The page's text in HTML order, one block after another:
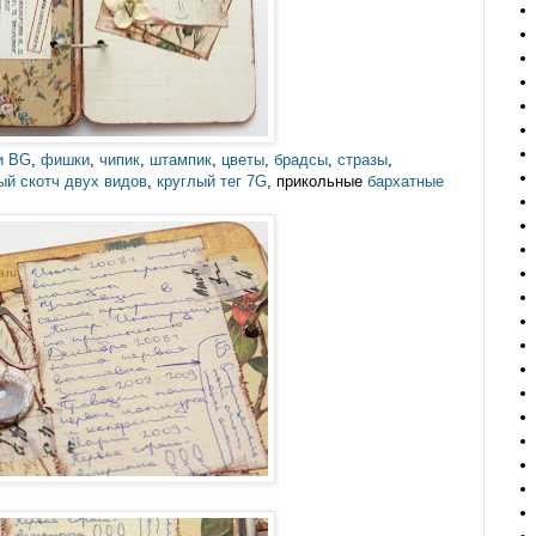
BG, фишки, чипик, штампик, цветы, брадсы, стразы,
скотч двух видов, круглый тег 7G, прикольные бархатные